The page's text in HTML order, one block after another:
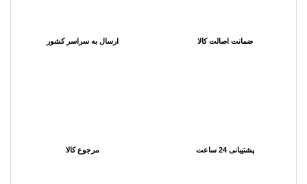
ضمانت اصالت کالا ارسال به سراسر کشور
پشتیبانی 24 ساعت مرجوع کالا